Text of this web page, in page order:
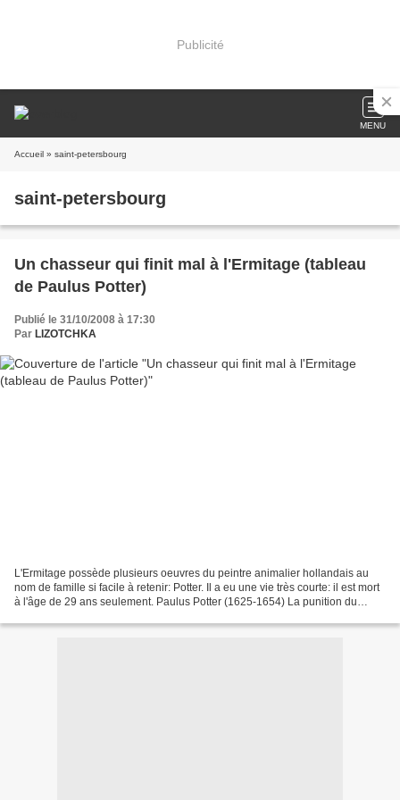
Publicité
MENU
Accueil » saint-petersbourg
saint-petersbourg
Un chasseur qui finit mal à l'Ermitage (tableau
de Paulus Potter)
Publié le 31/10/2008 à 17:30
Par LIZOTCHKA
L'Ermitage possède plusieurs oeuvres du peintre animalier hollandais au
nom de famille si facile à retenir: Potter. Il a eu une vie très courte: il est mort
à l'âge de 29 ans seulement. Paulus Potter (1625-1654) La punition du